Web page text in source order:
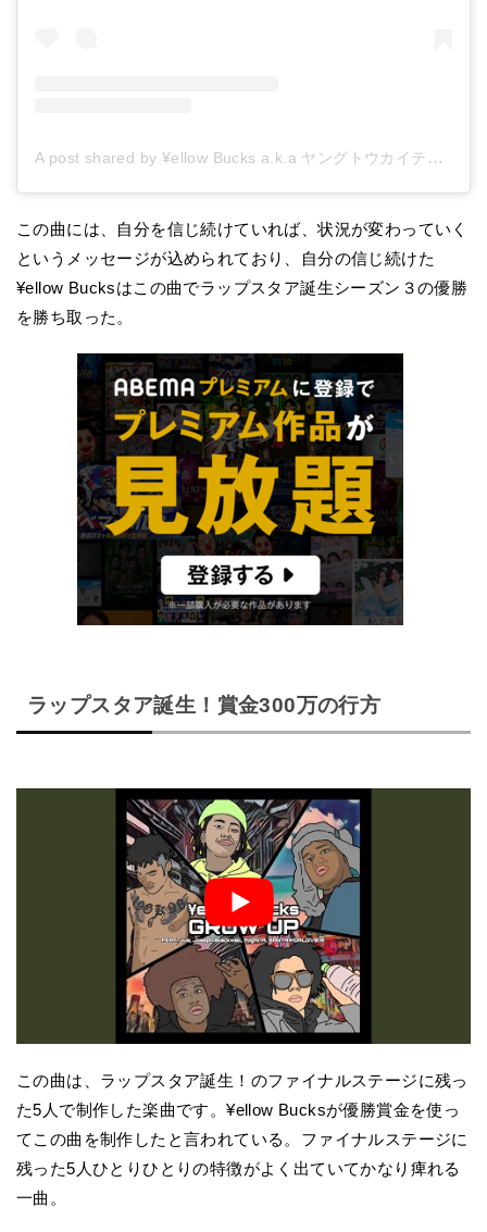
A post shared by ¥ellow Bucks a.k.a ヤングトウカイテイオー (@yellowbucks_tttg)
この曲には、自分を信じ続けていれば、状況が変わっていく
というメッセージが込められており、自分の信じ続けた
¥ellow Bucksはこの曲でラップスタア誕生シーズン３の優勝
を勝ち取った。
ラップスタア誕生！賞金300万の行方
この曲は、ラップスタア誕生！のファイナルステージに残っ
た5人で制作した楽曲です。¥ellow Bucksが優勝賞金を使っ
てこの曲を制作したと言われている。ファイナルステージに
残った5人ひとりひとりの特徴がよく出ていてかなり痺れる
一曲。